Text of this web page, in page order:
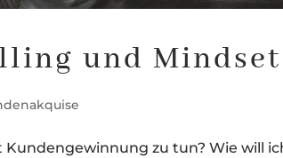
und Mindset
Kundengewinnung zu tun? Wie will